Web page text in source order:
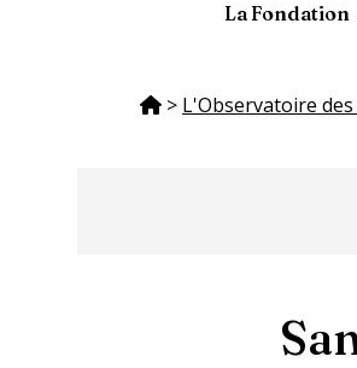
La Fondation
> L'Observatoire